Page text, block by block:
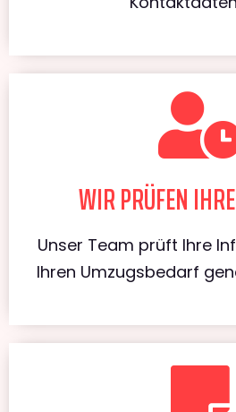
WIR PRÜFEN
Unser Team prüft Ihre
Ihren Umzugsbedarf